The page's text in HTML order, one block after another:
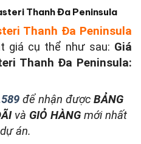
Thanh Đa Peninsula
Thanh Đa Peninsula
giá cụ thể như sau: Giá
Thanh Đa Peninsula:
để nhận được BẢNG
và GIỎ HÀNGmới nhất
án.